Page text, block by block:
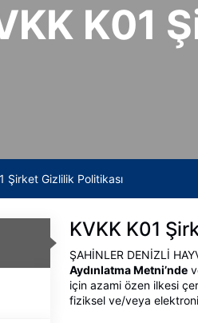
K01
Şirket Gizlilik Politikası
KVKK K01
ŞAHİNLER DENİZLİ
Aydınlatma Metni’nde
için azami özen ilkesi
fiziksel ve/veya